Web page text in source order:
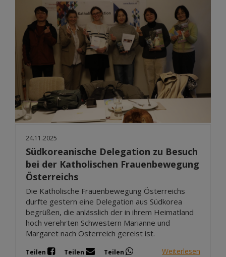
24.11.2025
Südkoreanische Delegation zu Besuch
bei der Katholischen Frauenbewegung
Österreichs
Die Katholische Frauenbewegung Österreichs
durfte gestern eine Delegation aus Südkorea
begrüßen, die anlässlich der in ihrem Heimatland
hoch verehrten Schwestern Marianne und
Margaret nach Österreich gereist ist.
Teilen Teilen Teilen Weiterlesen